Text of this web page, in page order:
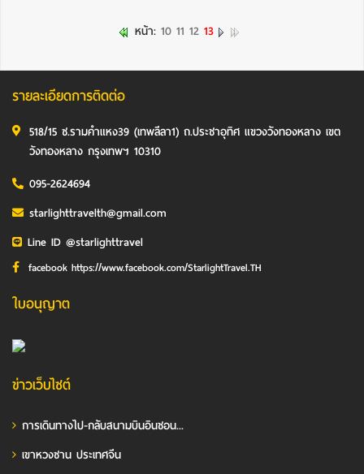
หน้า: 10 11 12 13
รายละเอียดการติดต่อ
518/15 ซ.รามคำแหง39 (เทพลีลา1) ถ.ประชาอุทิศ แขวงวังทองหลาง เขต
วังทองหลาง กรุงเทพฯ 10310
095-2624694
starlighttravelth@gmail.com
Line ID @starlighttravel
facebook https://www.facebook.com/StarlightTravel.TH
ใบอนุญาต
ข่าวเว็บไซต์
การเดินทางไป-กลับสนามบินอินชอน...
เขาหวงซาน ประเทศจีน